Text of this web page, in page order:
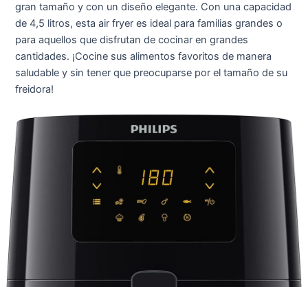
gran tamaño y con un diseño elegante. Con una capacidad
de 4,5 litros, esta air fryer es ideal para familias grandes o
para aquellos que disfrutan de cocinar en grandes
cantidades. ¡Cocine sus alimentos favoritos de manera
saludable y sin tener que preocuparse por el tamaño de su
freidora!